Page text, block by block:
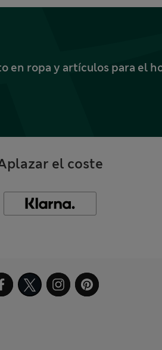
en ropa y artículos para el
el coste